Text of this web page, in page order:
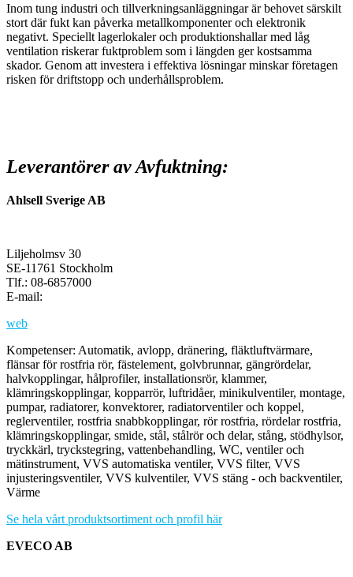
Inom tung industri och tillverkningsanläggningar är behovet särskilt
stort där fukt kan påverka metallkomponenter och elektronik
negativt. Speciellt lagerlokaler och produktionshallar med låg
ventilation riskerar fuktproblem som i längden ger kostsamma
skador. Genom att investera i effektiva lösningar minskar företagen
risken för driftstopp och underhållsproblem.
Leverantörer av Avfuktning:
Ahlsell Sverige AB
Liljeholmsv 30
SE-11761 Stockholm
Tlf.: 08-6857000
E-mail:
web
Kompetenser: Automatik, avlopp, dränering, fläktluftvärmare,
flänsar för rostfria rör, fästelement, golvbrunnar, gängrördelar,
halvkopplingar, hålprofiler, installationsrör, klammer,
klämringskopplingar, kopparrör, luftridåer, minikulventiler, montage,
pumpar, radiatorer, konvektorer, radiatorventiler och koppel,
reglerventiler, rostfria snabbkopplingar, rör rostfria, rördelar rostfria,
klämringskopplingar, smide, stål, stålrör och delar, stång, stödhylsor,
tryckkärl, tryckstegring, vattenbehandling, WC, ventiler och
mätinstrument, VVS automatiska ventiler, VVS filter, VVS
injusteringsventiler, VVS kulventiler, VVS stäng - och backventiler,
Värme
Se hela vårt produktsortiment och profil här
EVECO AB